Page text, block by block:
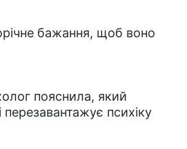
бажання, щоб воно
пояснила, який
перезавантажує психіку